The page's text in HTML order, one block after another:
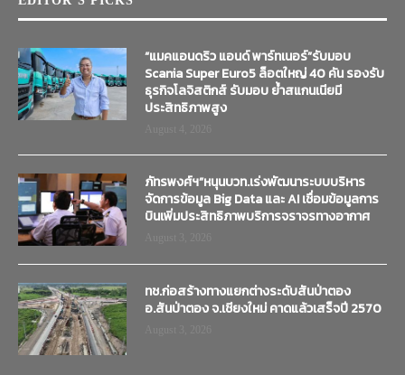
“แมคแอนดริว แอนด์ พาร์ทเนอร์”รับมอบ
Scania Super Euro5 ล็อตใหญ่ 40 คัน รองรับ
ธุรกิจโลจิสติกส์ รับมอบ ย้ำสแกนเนียมี
ประสิทธิภาพสูง
ภัทรพงศ์ฯ”หนุนบวท.เร่งพัฒนาระบบบริหาร
จัดการข้อมูล Big Data และ AI เชื่อมข้อมูลการ
บินเพิ่มประสิทธิภาพบริการจราจรทางอากาศ
ทช.ก่อสร้างทางแยกต่างระดับสันป่าตอง
อ.สันป่าตอง จ.เชียงใหม่ คาดแล้วเสร็จปี 2570